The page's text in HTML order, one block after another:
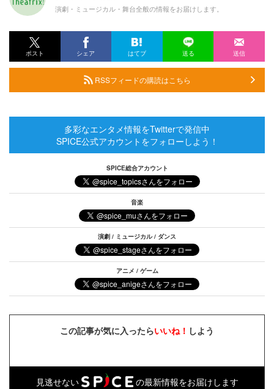
演劇・ミュージカル・舞台全般の情報をお届けします。
ポスト シェア はてブ 送る 送信
RSSフィードの購読はこちら
多彩なエンタメ情報をTwitterで発信中
SPICE公式アカウントをフォローしよう！
SPICE総合アカウント
音楽
演劇 / ミュージカル / ダンス
アニメ / ゲーム
この記事が気に入ったらいいね！ しよう
見逃せない の最新情報をお届けします